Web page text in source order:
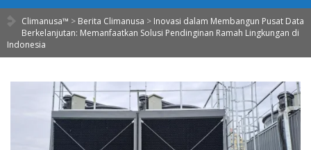
Climanusa™ > Berita Climanusa > Inovasi dalam Membangun Pusat Data
Berkelanjutan: Memanfaatkan Solusi Pendinginan Ramah Lingkungan di
Indonesia